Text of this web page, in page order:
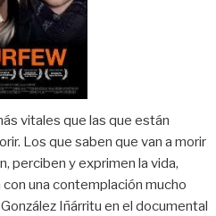
vitales que las que están
Los que saben que van a morir
perciben y exprimen la vida,
una contemplación mucho
Iñárritu en el documental